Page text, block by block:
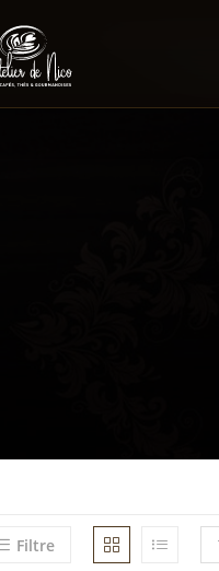
Filtre